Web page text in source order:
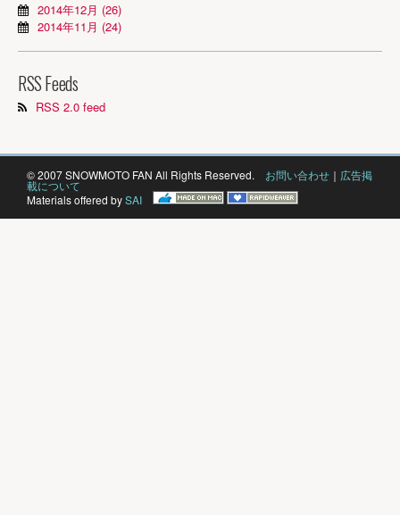
2014年12月 (26)
2014年11月 (24)
RSS Feeds
RSS 2.0 feed
© 2007 SNOWMOTO FAN All Rights Reserved. お問い合わせ ｜ 広告掲
載について
Materials offered bySAI